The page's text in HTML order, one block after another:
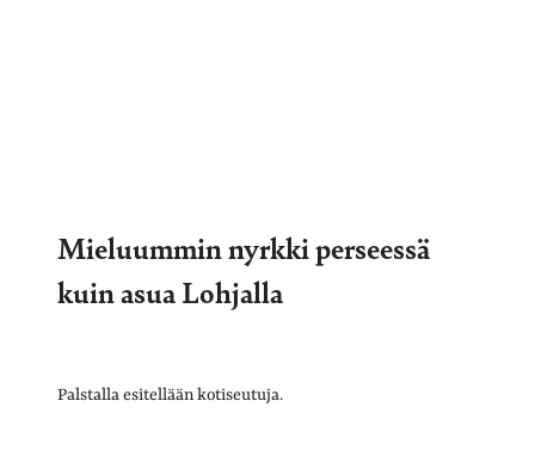
Mieluummin nyrkki perseessä
kuin asua Lohjalla
Palstalla esitellään kotiseutuja.